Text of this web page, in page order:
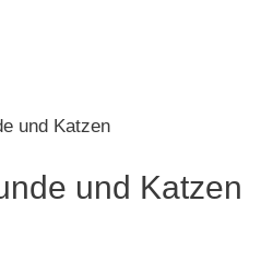
und Katzen
und Katzen